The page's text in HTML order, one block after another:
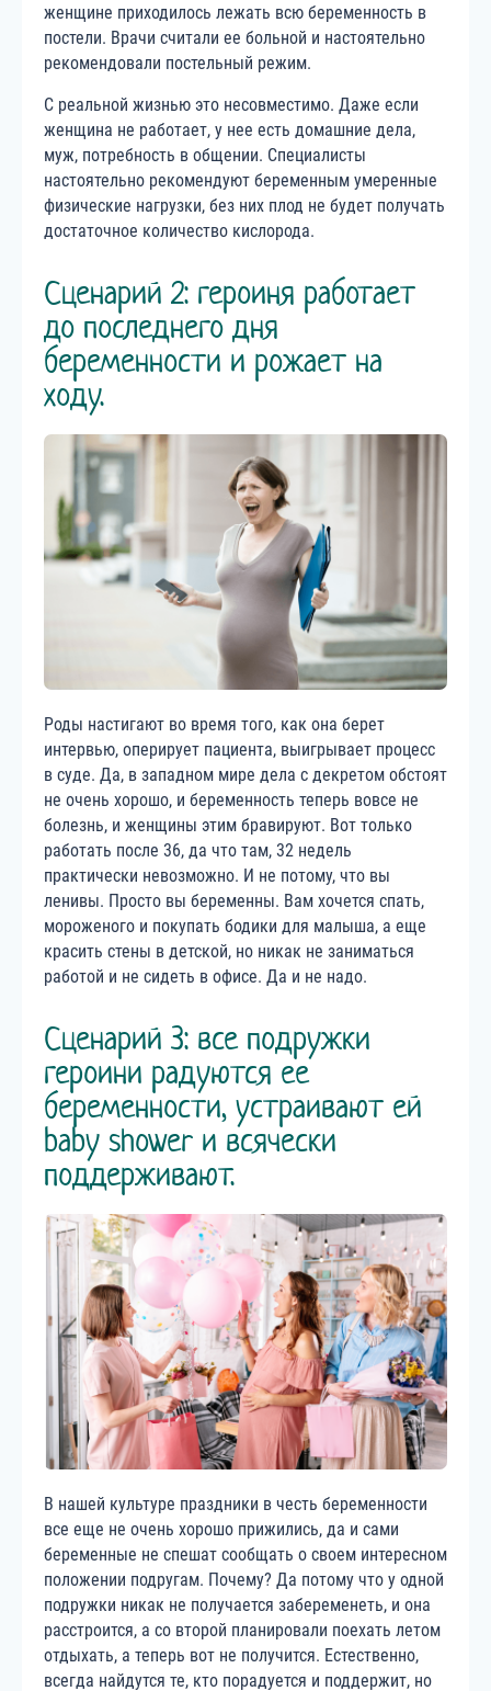
женщине приходилось лежать всю беременность в
постели. Врачи считали ее больной и настоятельно
рекомендовали постельный режим.
С реальной жизнью это несовместимо. Даже если
женщина не работает, у нее есть домашние дела,
муж, потребность в общении. Cпециалисты
настоятельно рекомендуют беременным умеренные
физические нагрузки, без них плод не будет получать
достаточное количество кислорода.
Сценарий 2: героиня работает
до последнего дня
беременности и рожает на
ходу.
Роды настигают во время того, как она берет
интервью, оперирует пациента, выигрывает процесс
в суде. Да, в западном мире дела с декретом обстоят
не очень хорошо, и беременность теперь вовсе не
болезнь, и женщины этим бравируют. Вот только
работать после 36, да что там, 32 недель
практически невозможно. И не потому, что вы
ленивы. Просто вы беременны. Вам хочется спать,
мороженого и покупать бодики для малыша, а еще
красить стены в детской, но никак не заниматься
работой и не сидеть в офисе. Да и не надо.
Сценарий 3: все подружки
героини радуются ее
беременности, устраивают ей
baby shower и всячески
поддерживают.
В нашей культуре праздники в честь беременности
все еще не очень хорошо прижились, да и сами
беременные не спешат сообщать о своем интересном
положении подругам. Почему? Да потому что у одной
подружки никак не получается забеременеть, и она
расстроится, а со второй планировали поехать летом
отдыхать, а теперь вот не получится. Естественно,
всегда найдутся те, кто порадуется и поддержит, но